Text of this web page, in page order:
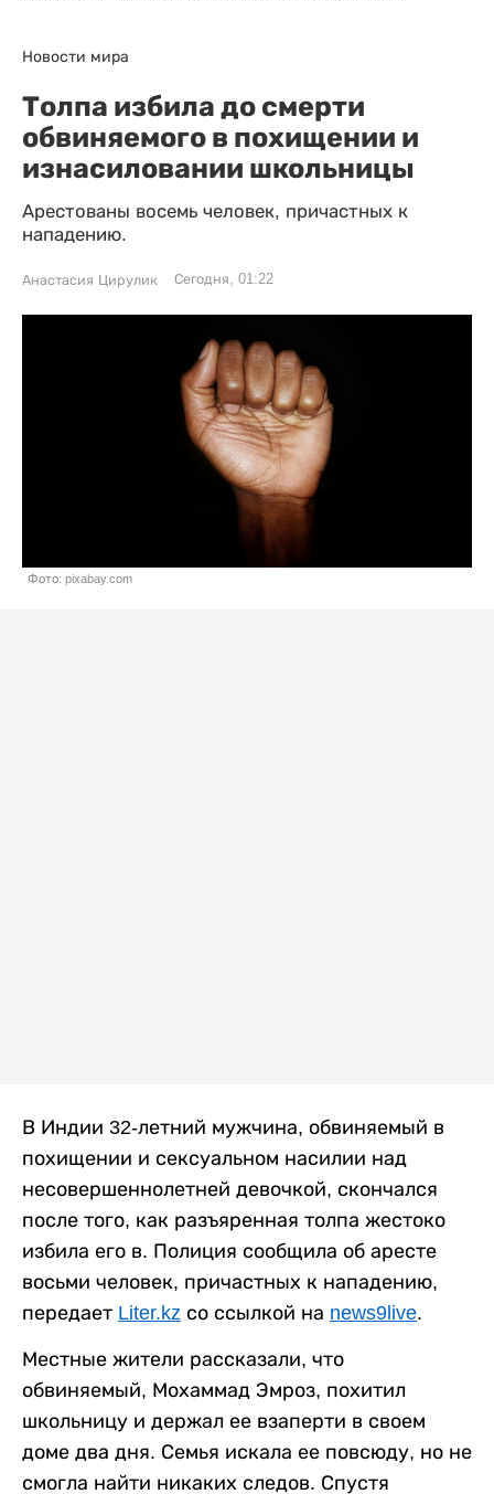
Новости мира
Толпа избила до смерти
обвиняемого в похищении и
изнасиловании школьницы
Арестованы восемь человек, причастных к
нападению.
Анастасия Цирулик Сегодня, 01:22
Фото: pixabay.com
В Индии 32-летний мужчина, обвиняемый в
похищении и сексуальном насилии над
несовершеннолетней девочкой, скончался
после того, как разъяренная толпа жестоко
избила его в. Полиция сообщила об аресте
восьми человек, причастных к нападению,
передает Liter.kz со ссылкой на news9live.
Местные жители рассказали, что
обвиняемый, Мохаммад Эмроз, похитил
школьницу и держал ее взаперти в своем
доме два дня. Семья искала ее повсюду, но не
смогла найти никаких следов. Спустя